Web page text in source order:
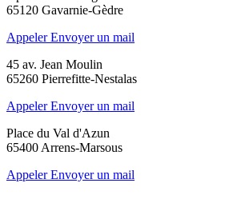
65120 Gavarnie-Gèdre
AppelerEnvoyer un mail
45 av. Jean Moulin
65260 Pierrefitte-Nestalas
AppelerEnvoyer un mail
Place du Val d'Azun
65400 Arrens-Marsous
AppelerEnvoyer un mail